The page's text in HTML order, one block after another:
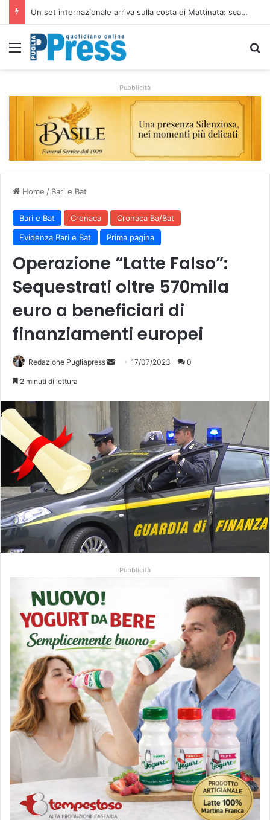
Un set internazionale arriva sulla costa di Mattinata: scattano i divieti alla Baia dei Faraglioni
Menu
Pubblicità
Home / Bari e Bat
Bari e Bat Cronaca
Cronaca Ba/Bat
Evidenza Bari e Bat
Prima pagina
Operazione “Latte Falso”:
Sequestrati oltre 570mila
euro a beneficiari di
finanziamenti europei
Redazione Pugliapress
Invia 17/07/2023 0
2 minuti di lettura
Pubblicità